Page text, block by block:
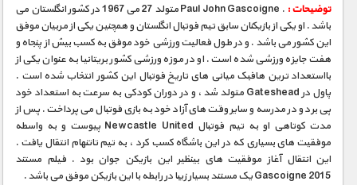
توضیحات :
. Paul John Gascoigne متولد 27 می 1967 در کشور انگلستان می
باشد . او یکی از بازیکنان سابق تیم فوتبال انگلستان و همچنین یکی از مربیان موفق
این کشور می باشد . و در طول فعالیت ورزشی خود موفق به کسب بیش از پنجاه و
هفت جایزه ورزشی شده است . او در موزه ورزشی کشور بریتانیا به عنوان یکی از
بااستعداد ترین هافبک میانی های تاریخ فوتبال این کشور انتخاب شده است .
پاول در Gateshead متولد شد ، و در دوران کودکی به سرعت به استعداد خود
پی برد و در مدرسه و سایر وقت های آزاد خود به بازی فوتبال می پرداخت . پس از
مدت کوتاهی او به تیم فوتبال Newcastle United پیوست و به واسطه
موفقیت های بسیاری که در این باشگاه کسب کرد ، به تیم تاتنهام انتقال یافت .
این انتقال آغاز موفقیت های بینظیر این بازیکن جوان بود . فیلم مستند
Gascoigne 2015 یک مستند بسیار زیبا در رابطه با این بازیکن موفق می باشد .